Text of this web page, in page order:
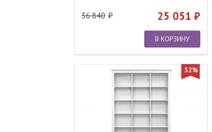
36 840 25 051
В КОРЗИНУ
32%